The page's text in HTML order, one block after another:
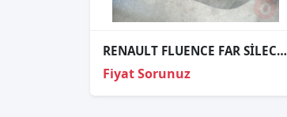
RENAULT FLUENCE FAR SİLECEK KONTROL KOLU
Fiyat Sorunuz